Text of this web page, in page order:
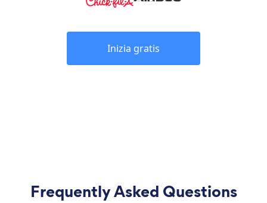
Inizia gratis
Frequently Asked Questions